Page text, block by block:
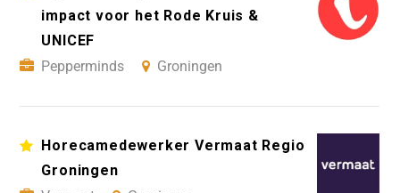
impact voor het Rode Kruis &
UNICEF
Pepperminds
Groningen
Horecamedewerker Vermaat Regio
Groningen